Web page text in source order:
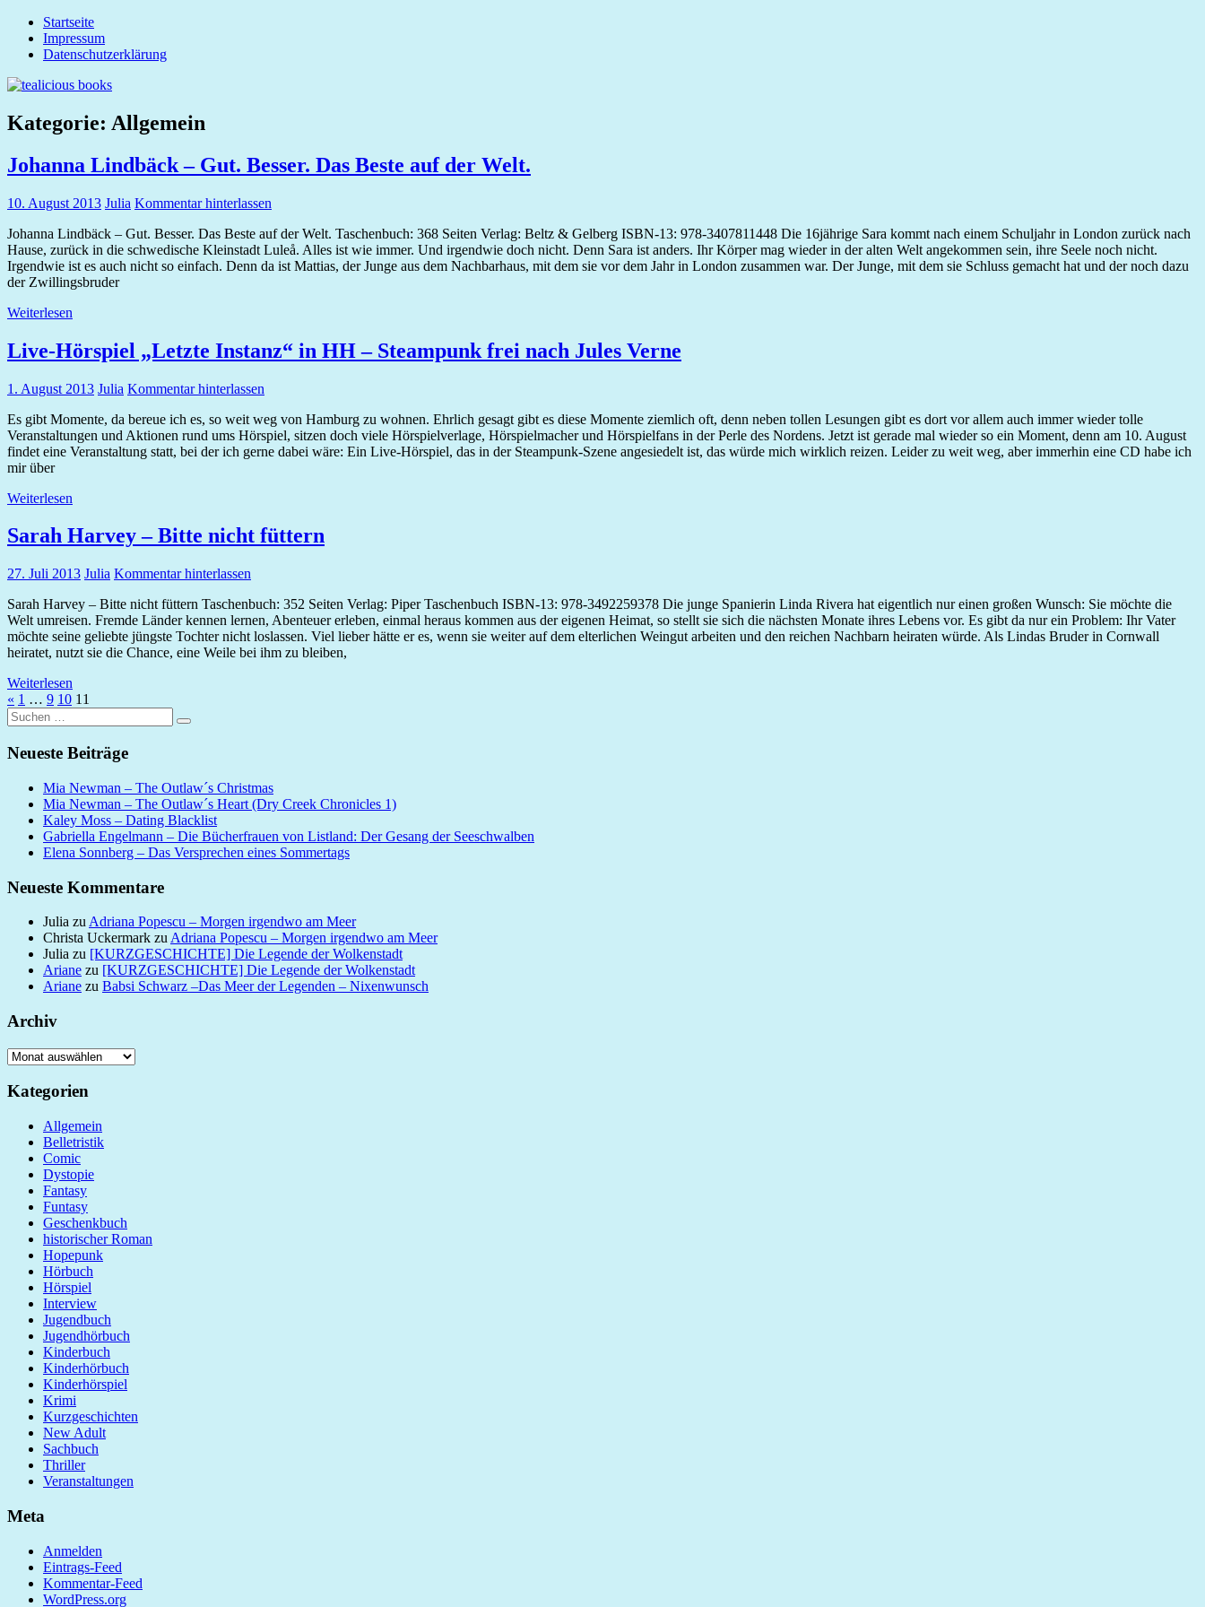
Zum
Inhalt
springen
tealicious
books
Startseite
Impressum
Datenschutzerklärung
Kategorie: Allgemein
Johanna Lindbäck – Gut. Besser. Das Beste auf der Welt.
10. August 2013 Julia Kommentar hinterlassen
Johanna Lindbäck – Gut. Besser. Das Beste auf der Welt. Taschenbuch: 368 Seiten Verlag: Beltz & Gelberg ISBN-13: 978-3407811448 Die 16jährige Sara kommt nach einem Schuljahr in London zurück nach
Hause, zurück in die schwedische Kleinstadt Luleå. Alles ist wie immer. Und irgendwie doch nicht. Denn Sara ist anders. Ihr Körper mag wieder in der alten Welt angekommen sein, ihre Seele noch nicht.
Irgendwie ist es auch nicht so einfach. Denn da ist Mattias, der Junge aus dem Nachbarhaus, mit dem sie vor dem Jahr in London zusammen war. Der Junge, mit dem sie Schluss gemacht hat und der noch dazu
der Zwillingsbruder
Weiterlesen
Live-Hörspiel „Letzte Instanz“ in HH – Steampunk frei nach Jules Verne
1. August 2013 Julia Kommentar hinterlassen
Es gibt Momente, da bereue ich es, so weit weg von Hamburg zu wohnen. Ehrlich gesagt gibt es diese Momente ziemlich oft, denn neben tollen Lesungen gibt es dort vor allem auch immer wieder tolle
Veranstaltungen und Aktionen rund ums Hörspiel, sitzen doch viele Hörspielverlage, Hörspielmacher und Hörspielfans in der Perle des Nordens. Jetzt ist gerade mal wieder so ein Moment, denn am 10. August
findet eine Veranstaltung statt, bei der ich gerne dabei wäre: Ein Live-Hörspiel, das in der Steampunk-Szene angesiedelt ist, das würde mich wirklich reizen. Leider zu weit weg, aber immerhin eine CD habe ich
mir über
Weiterlesen
Sarah Harvey – Bitte nicht füttern
27. Juli 2013 Julia Kommentar hinterlassen
Sarah Harvey – Bitte nicht füttern Taschenbuch: 352 Seiten Verlag: Piper Taschenbuch ISBN-13: 978-3492259378 Die junge Spanierin Linda Rivera hat eigentlich nur einen großen Wunsch: Sie möchte die
Welt umreisen. Fremde Länder kennen lernen, Abenteuer erleben, einmal heraus kommen aus der eigenen Heimat, so stellt sie sich die nächsten Monate ihres Lebens vor. Es gibt da nur ein Problem: Ihr Vater
möchte seine geliebte jüngste Tochter nicht loslassen. Viel lieber hätte er es, wenn sie weiter auf dem elterlichen Weingut arbeiten und den reichen Nachbarn heiraten würde. Als Lindas Bruder in Cornwall
heiratet, nutzt sie die Chance, eine Weile bei ihm zu bleiben,
Weiterlesen
Seitennummerierung
der
Beiträge
« Vorherige
Beiträge
1 … 9 10 11
Suchen
nach:
Suchen
Neueste Beiträge
Mia Newman – The Outlaw´s Christmas
Mia Newman – The Outlaw´s Heart (Dry Creek Chronicles 1)
Kaley Moss – Dating Blacklist
Gabriella Engelmann – Die Bücherfrauen von Listland: Der Gesang der Seeschwalben
Elena Sonnberg – Das Versprechen eines Sommertags
Neueste Kommentare
Julia zu Adriana Popescu – Morgen irgendwo am Meer
Christa Uckermark zu Adriana Popescu – Morgen irgendwo am Meer
Julia zu [KURZGESCHICHTE] Die Legende der Wolkenstadt
Ariane zu [KURZGESCHICHTE] Die Legende der Wolkenstadt
Ariane zu Babsi Schwarz –Das Meer der Legenden – Nixenwunsch
Archiv
Archiv
Kategorien
Allgemein
Belletristik
Comic
Dystopie
Fantasy
Funtasy
Geschenkbuch
historischer Roman
Hopepunk
Hörbuch
Hörspiel
Interview
Jugendbuch
Jugendhörbuch
Kinderbuch
Kinderhörbuch
Kinderhörspiel
Krimi
Kurzgeschichten
New Adult
Sachbuch
Thriller
Veranstaltungen
Meta
Anmelden
Eintrags-Feed
Kommentar-Feed
WordPress.org